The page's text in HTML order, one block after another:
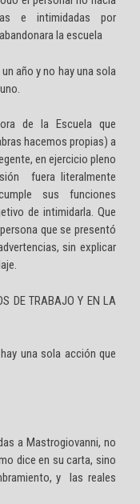
e intimidadas por
la escuela
año y no hay una sola
de la Escuela que
hacemos propias) a
en ejercicio pleno
fuera literalmente
sus funciones
de intimidarla. Que
que se presentó
sin explicar
DE TRABAJO Y EN LA
una sola acción que
a Mastrogiovanni, no
dice en su carta, sino
y las reales